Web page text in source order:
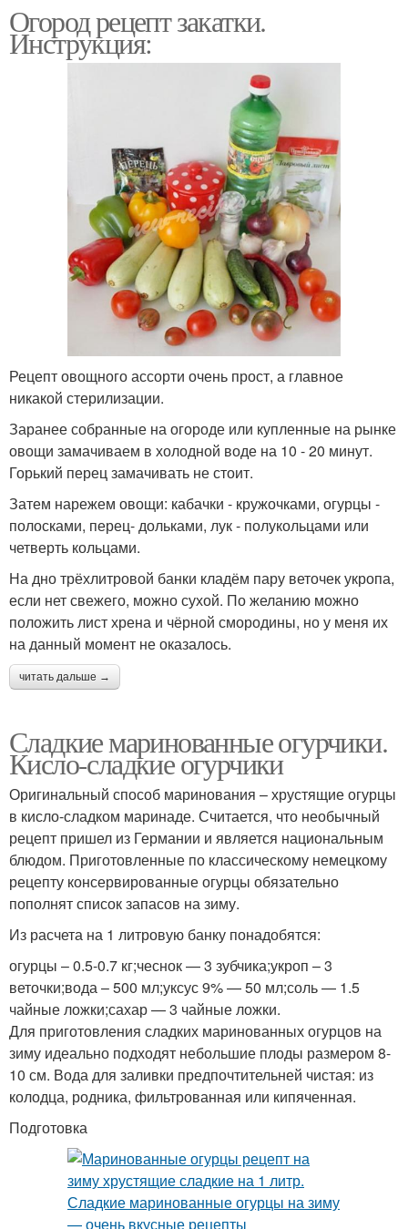
Огород рецепт закатки.
Инструкция:
Рецепт овощного ассорти очень прост, а главное
никакой стерилизации.
Заранее собранные на огороде или купленные на рынке
овощи замачиваем в холодной воде на 10 - 20 минут.
Горький перец замачивать не стоит.
Затем нарежем овощи: кабачки - кружочками, огурцы -
полосками, перец- дольками, лук - полукольцами или
четверть кольцами.
На дно трёхлитровой банки кладём пару веточек укропа,
если нет свежего, можно сухой. По желанию можно
положить лист хрена и чёрной смородины, но у меня их
на данный момент не оказалось.
читать дальше →
Сладкие маринованные огурчики.
Кисло-сладкие огурчики
Оригинальный способ маринования – хрустящие огурцы
в кисло-сладком маринаде. Считается, что необычный
рецепт пришел из Германии и является национальным
блюдом. Приготовленные по классическому немецкому
рецепту консервированные огурцы обязательно
пополнят список запасов на зиму.
Из расчета на 1 литровую банку понадобятся:
огурцы – 0.5-0.7 кг;чеснок — 3 зубчика;укроп – 3
веточки;вода – 500 мл;уксус 9% — 50 мл;соль — 1.5
чайные ложки;сахар — 3 чайные ложки.
Для приготовления сладких маринованных огурцов на
зиму идеально подходят небольшие плоды размером 8-
10 см. Вода для заливки предпочтительней чистая: из
колодца, родника, фильтрованная или кипяченная.
Подготовка